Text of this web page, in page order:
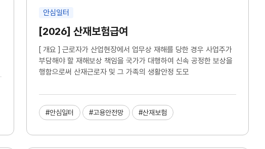
안심일터
[2026] 산재보험급여
[ 개요 ] 근로자가 산업현장에서 업무상 재해를 당한 경우 사업주가
부담해야 할 재해보상 책임을 국가가 대행하여 신속 공정한 보상을
행함으로써 산재근로자 및 그 가족의 생활안정 도모
#안심일터 #고용안전망 #산재보험